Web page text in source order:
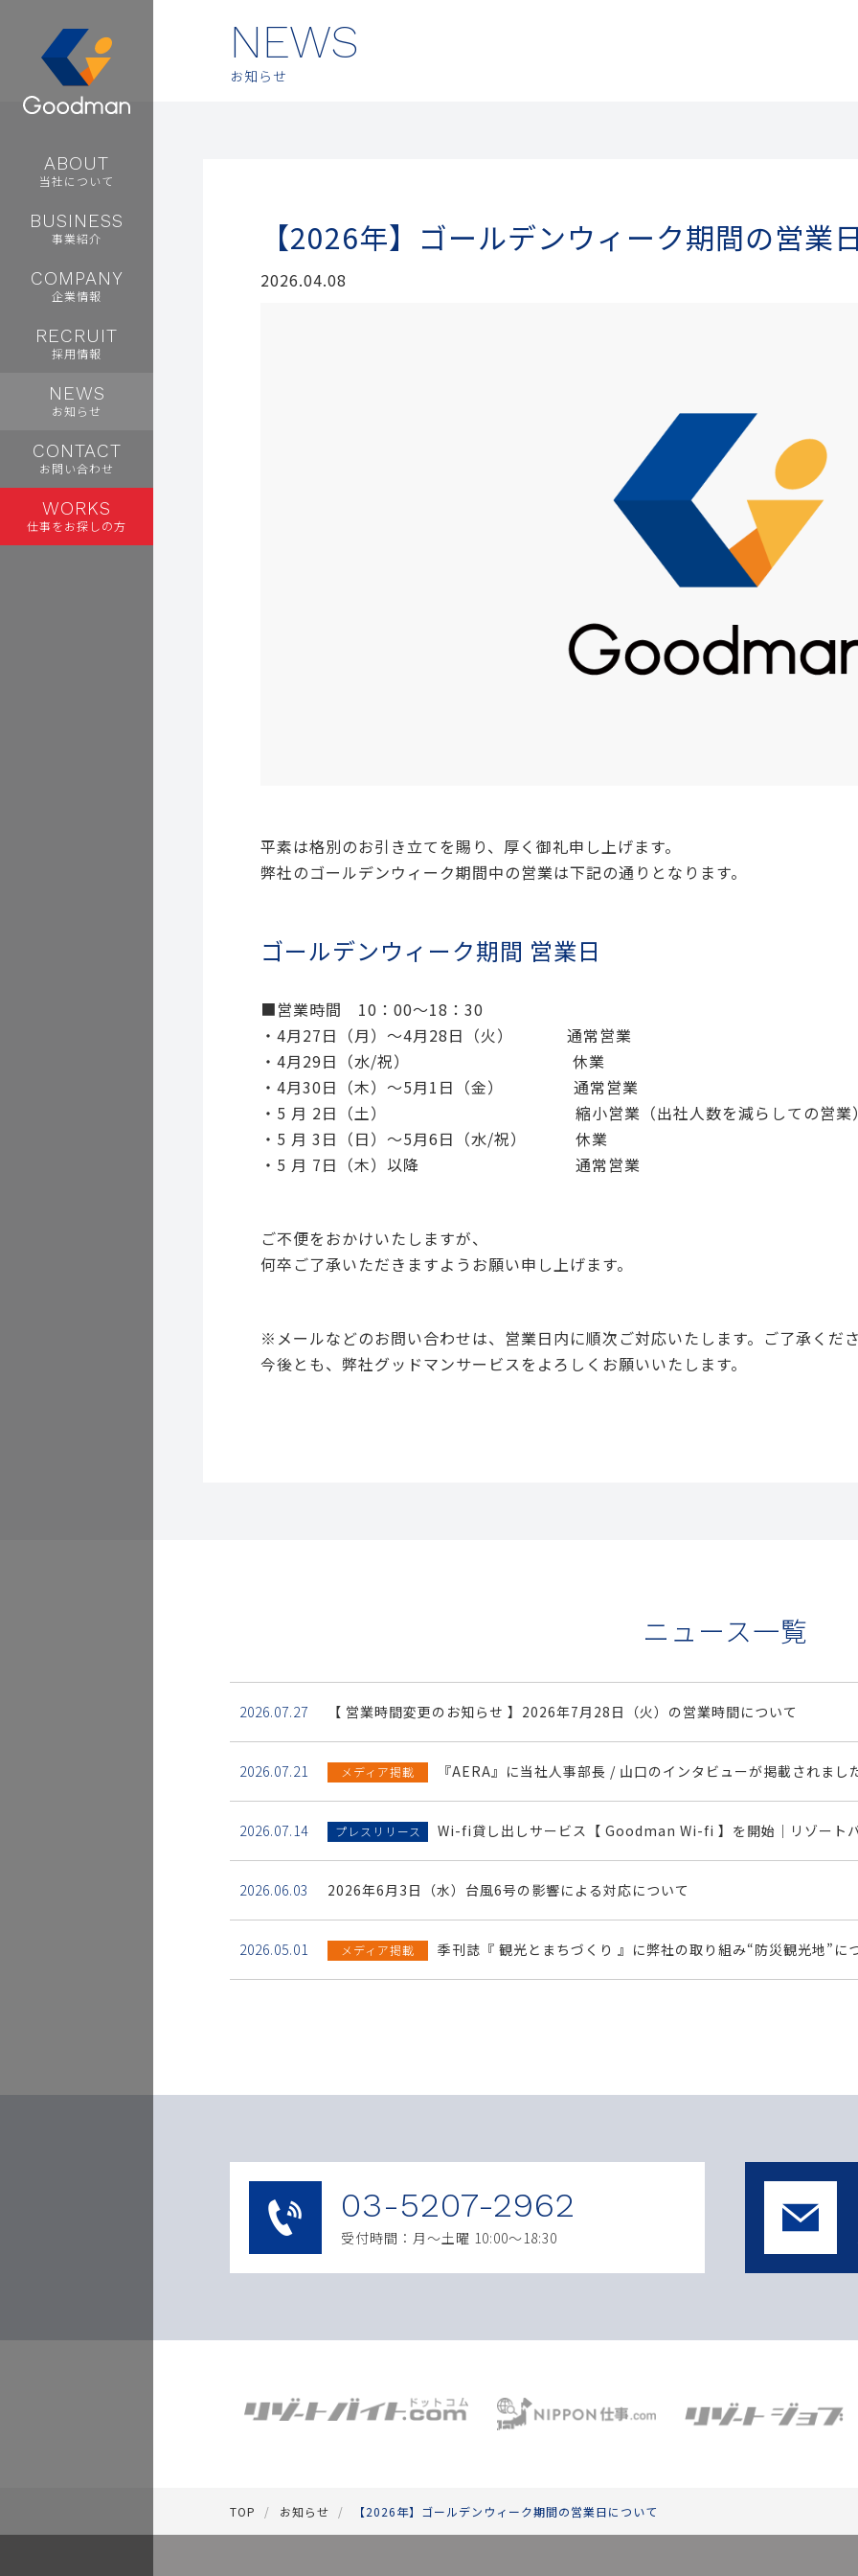
ABOUT
当社について
BUSINESS
事業紹介
COMPANY
企業情報
RECRUIT
採用情報
NEWS
お知らせ
CONTACT
お問い合わせ
WORKS
仕事をお探しの方
NEWS
お知らせ
【2026年】ゴールデンウィーク期間の営業
2026.04.08
平素は格別のお引き立てを賜り、厚く御礼申し上げます。
弊社のゴールデンウィーク期間中の営業は下記の通りとなります。
ゴールデンウィーク期間 営業日
■営業時間 10：00～18：30
・4月27日（月）～4月28日（火） 通常営業
・4月29日（水/祝） 休業
・4月30日（木）～5月1日（金） 通常営業
・5 月 2日（土） 縮小営業（出社人数を減らしての営業
・5 月 3日（日）～5月6日（水/祝） 休業
・5 月 7日（木）以降 通常営業
ご不便をおかけいたしますが、
何卒ご了承いただきますようお願い申し上げます。
※メールなどのお問い合わせは、営業日内に順次ご対応いたします。ご了承くだ
今後とも、弊社グッドマンサービスをよろしくお願いいたします。
ニュース一覧
2026.07.27 【 営業時間変更のお知らせ 】2026年7月28日（火）の営業時間について
2026.07.21 メディア掲載 『AERA』に当社人事部長 / 山口のインタビューが掲載されまし
2026.07.14 プレスリリース Wi-fi貸し出しサービス【 Goodman Wi-fi 】を開始｜リゾート
2026.06.03 2026年6月3日（水）台風6号の影響による対応について
2026.05.01 メディア掲載 季刊誌『 観光とまちづくり 』に弊社の取り組み“防災観光地”に
03-5207-2962
受付時間：月〜土曜 10:00～18:30
TOP お知らせ 【2026年】ゴールデンウィーク期間の営業日について